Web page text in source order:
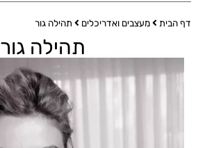
דף הבית מעצבים ואדריכלים תהילה גור
תהילה גור